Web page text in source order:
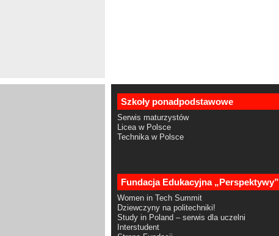
Szkoły ponadpodstawowe
Serwis maturzystów
Licea w Polsce
Technika w Polsce
Fundacja Edukacyjna „Perspektywy”
Women in Tech Summit
Dziewczyny na politechniki!
Study in Poland – serwis dla uczelni
Interstudent